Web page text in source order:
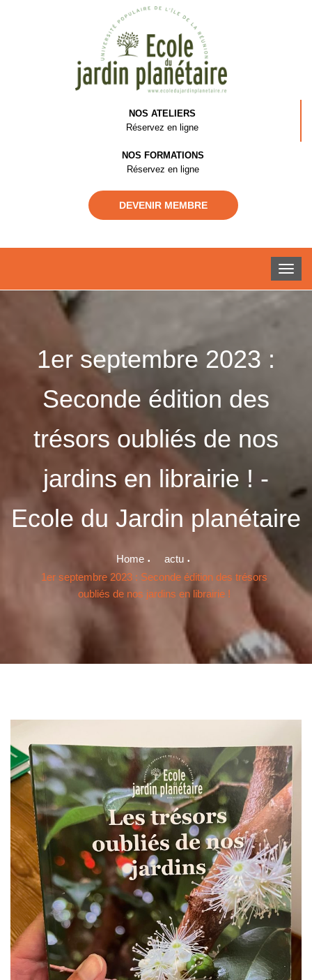
NOS ATELIERS
Réservez en ligne
NOS FORMATIONS
Réservez en ligne
DEVENIR MEMBRE
1er septembre 2023 :
Seconde édition des
trésors oubliés de nos
jardins en librairie ! -
Ecole du Jardin planétaire
Home
actu
1er septembre 2023 : Seconde édition des trésors
oubliés de nos jardins en librairie !